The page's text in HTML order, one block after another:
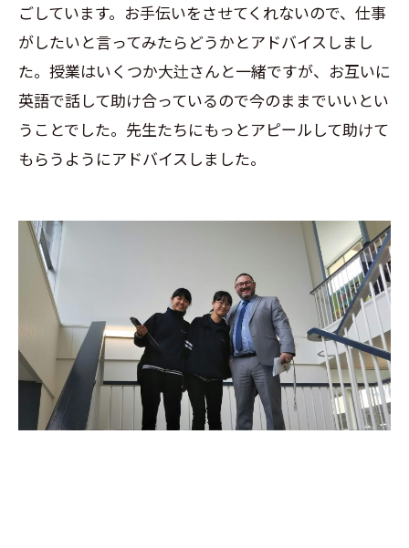
ごしています。お手伝いをさせてくれないので、仕事
がしたいと言ってみたらどうかとアドバイスしまし
た。授業はいくつか大辻さんと一緒ですが、お互いに
英語で話して助け合っているので今のままでいいとい
うことでした。先生たちにもっとアピールして助けて
もらうようにアドバイスしました。